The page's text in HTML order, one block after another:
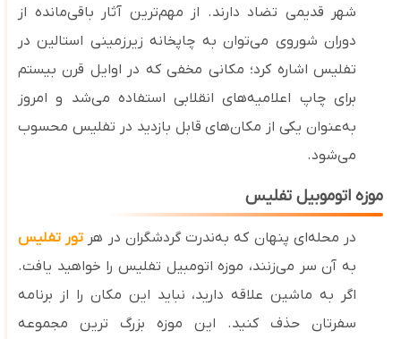
شهر قدیمی تضاد دارند. از مهم‌ترین آثار باقی‌مانده از
دوران شوروی می‌توان به چاپخانه زیرزمینی استالین در
تفلیس اشاره کرد؛ مکانی مخفی که در اوایل قرن بیستم
برای چاپ اعلامیه‌های انقلابی استفاده می‌شد و امروز
به‌عنوان یکی از مکان‌های قابل بازدید در تفلیس محسوب
می‌شود.
موزه اتوموبیل تفلیس
در محله‌ای پنهان که به‌ندرت گردشگران در هرتور تفلیس
به آن سر می‌زنند، موزه اتومبیل تفلیس را خواهید یافت.
اگر به ماشین علاقه دارید، نباید این مکان را از برنامه
سفرتان حذف کنید. این موزه بزرگ‌ ترین مجموعه